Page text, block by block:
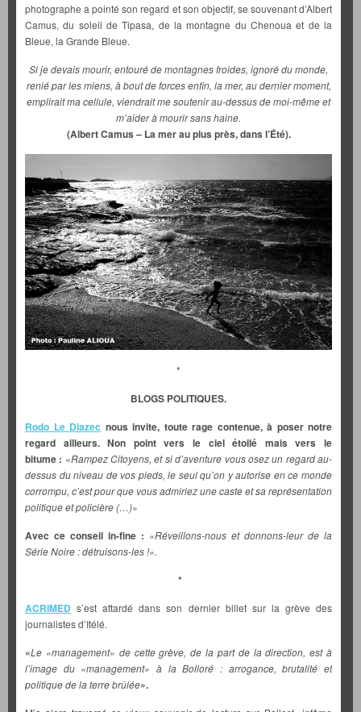
photographe a pointé son regard et son objectif, se souvenant d’Albert
Camus, du soleil de Tipasa, de la montagne du Chenoua et de la
Bleue, la Grande Bleue.
Si je devais mourir, entouré de montagnes froides, ignoré du monde,
renié par les miens, à bout de forces enfin, la mer, au dernier moment,
emplirait ma cellule, viendrait me soutenir au-dessus de moi-même et
m’aider à mourir sans haine.
(Albert Camus – La mer au plus près, dans l’Été).
*
BLOGS POLITIQUES.
Rodo Le Diazec nous invite, toute rage contenue, à poser notre
regard ailleurs. Non point vers le ciel étoilé mais vers le
bitume : «Rampez Citoyens, et si d’aventure vous osez un regard au-
dessus du niveau de vos pieds, le seul qu’on y autorise en ce monde
corrompu, c’est pour que vous admiriez une caste et sa représentation
politique et policière (…)»
Avec ce conseil in-fine : «Réveillons-nous et donnons-leur de la
Série Noire : détruisons-les !».
*
ACRIMED s’est attardé dans son dernier billet sur la grève des
journalistes d’Itélé.
«Le «management» de cette grève, de la part de la direction, est à
l’image du «management» à la Bolloré : arrogance, brutalité et
politique de la terre brûlée».